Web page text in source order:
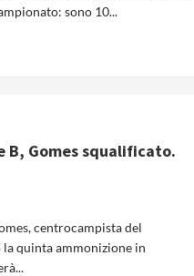
sono 10...
B, Gomes squalificato.
centrocampista del
quinta ammonizione in